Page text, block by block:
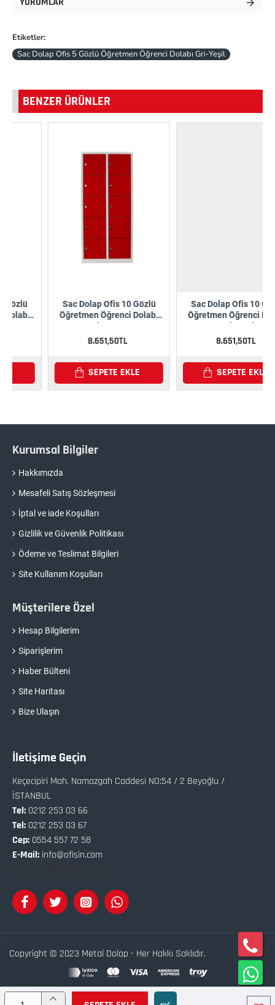
Etiketler:
Sac Dolap Ofis 5 Gözlü Öğretmen Öğrenci Dolabı Gri-Yeşil
BENZER ÜRÜNLER
10 Gözlü
Dolabı
Sac Dolap Ofis 10 Gözlü
Öğretmen Öğrenci Dolabı
8.651,50TL
SEPETE EKLE
Sac Dolap Ofis
Öğretmen
Gri-Sarı
SEPETE
Kurumsal Bilgiler
Hakkımızda
Mesafeli Satış Sözleşmesi
İptal ve iade Koşulları
Gizlilik ve Güvenlik Politikası
Ödeme ve Teslimat Bilgileri
Site Kullanım Koşulları
Müşterilere Özel
Hesap Bilgilerim
Siparişlerim
Haber Bülteni
Site Haritası
Bize Ulaşın
İletişime Geçin
Keçecipiri Mah. Namazgah Caddesi NO:54 / 2 Beyoğlu /
İSTANBUL
Tel: 0212 253 03 66
Tel: 0212 253 03 67
Cep: 0554 557 72 58
E-Mail: info@ofisin.com
Copyright © 2023 Metal Dolap - Her Hakkı Saklıdır.
Bu site